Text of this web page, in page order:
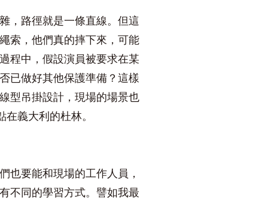
，路徑就是一條直線。但這
索，他們真的摔下來，可能
程中，假設演員被要求在某
已做好其他保護準備？這樣
型吊掛設計，現場的場景也
義大利的杜林。
也要能和現場的工作人員，
不同的學習方式。譬如我最